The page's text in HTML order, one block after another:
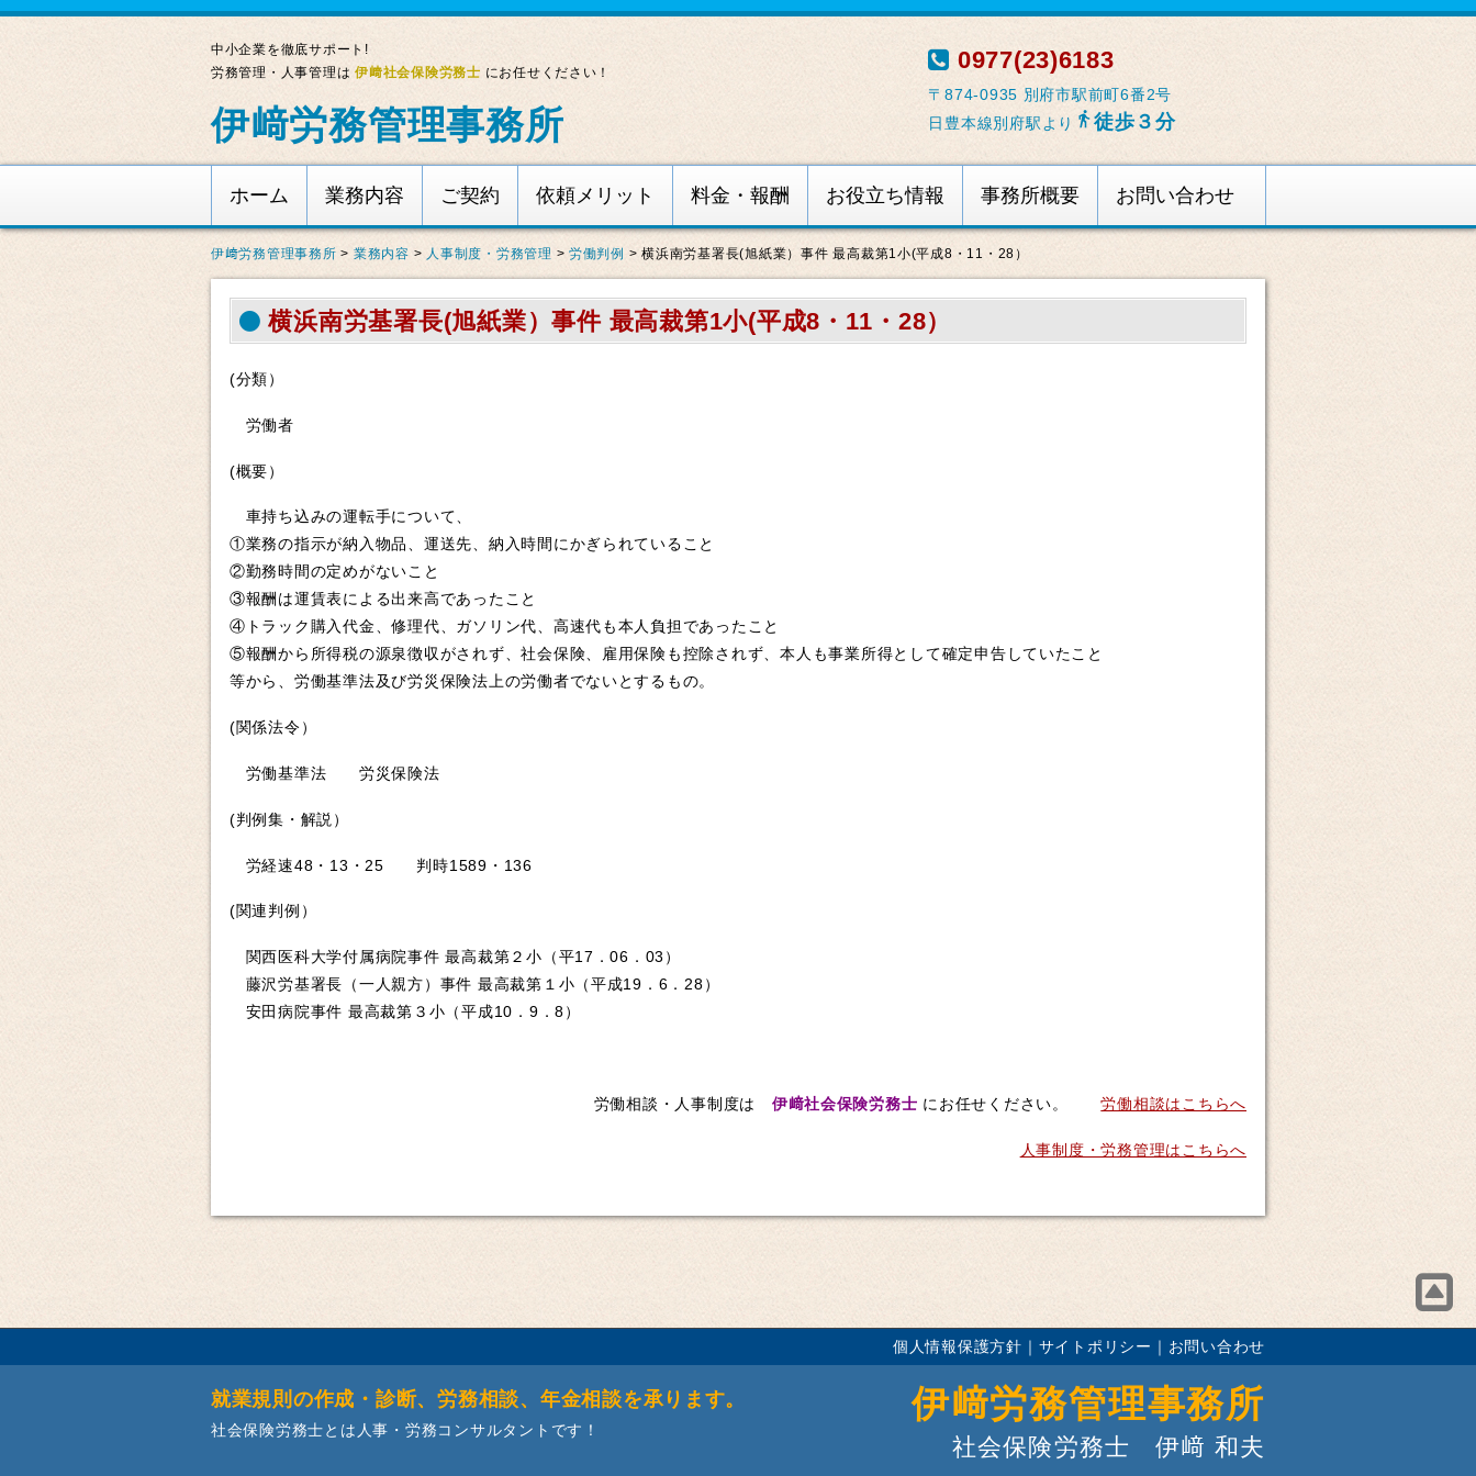
中小企業を徹底サポート!
労務管理・人事管理は伊﨑社会保険労務士 にお任せください！
伊﨑労務管理事務所
0977(23)6183
〒874-0935 別府市駅前町6番2号
日豊本線別府駅より 徒歩３分
ホーム 業務内容 ご契約 依頼メリット 料金・報酬 お役立ち情報 事務所概要 お問い合わせ
伊﨑労務管理事務所 > 業務内容 > 人事制度・労務管理 >労働判例 >横浜南労基署長(旭紙業）事件 最高裁第1小(平成8・11・28）
横浜南労基署長(旭紙業）事件 最高裁第1小(平成8・11・28）
(分類）
労働者
(概要）
車持ち込みの運転手について、
①業務の指示が納入物品、運送先、納入時間にかぎられていること
②勤務時間の定めがないこと
③報酬は運賃表による出来高であったこと
④トラック購入代金、修理代、ガソリン代、高速代も本人負担であったこと
⑤報酬から所得税の源泉徴収がされず、社会保険、雇用保険も控除されず、本人も事業所得として確定申告していたこと
等から、労働基準法及び労災保険法上の労働者でないとするもの。
(関係法令）
労働基準法 労災保険法
(判例集・解説）
労経速48・13・25 判時1589・136
(関連判例）
関西医科大学付属病院事件 最高裁第２小（平17．06．03）
藤沢労基署長（一人親方）事件 最高裁第１小（平成19．6．28）
安田病院事件 最高裁第３小（平成10．9．8）
労働相談・人事制度は 伊﨑社会保険労務士 にお任せください。労働相談はこちらへ
人事制度・労務管理はこちらへ
個人情報保護方針 ｜ サイトポリシー ｜ お問い合わせ
就業規則の作成・診断、労務相談、年金相談を承ります。
社会保険労務士とは人事・労務コンサルタントです！
伊﨑労務管理事務所
社会保険労務士 伊﨑 和夫